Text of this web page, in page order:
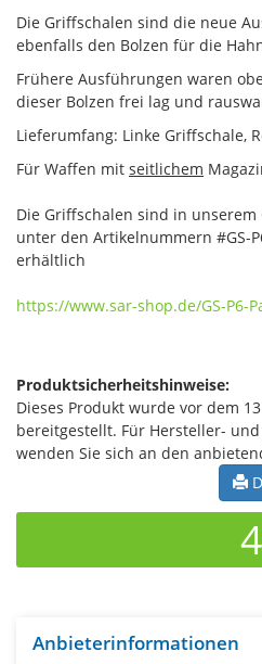
Die Griffschalen sind die neue
ebenfalls den Bolzen für die
Frühere Ausführungen waren
dieser Bolzen frei lag und
Lieferumfang: Linke Griffschale,
Für Waffen mit seitlichem
Die Griffschalen sind in
unter den Artikelnummern #GS-
erhältlich
https://www.sar-shop.de/GS-P6-
Produktsicherheitshinweise:
Dieses Produkt wurde vor dem
bereitgestellt. Für Hersteller-
wenden Sie sich an den
Anbieterinformationen